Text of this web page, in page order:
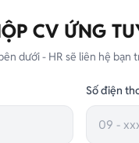
TRƯỞNG PHÒNG
TRƯỞNG NHÓM HÀNH
CV ỨNG
dưới - HR sẽ liên hệ bạn
Số điện